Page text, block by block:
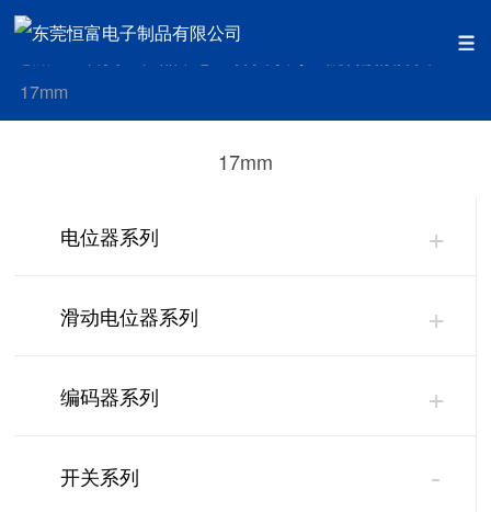
17mm
17mm
电位器系列 +
滑动电位器系列 +
编码器系列 +
开关系列 -